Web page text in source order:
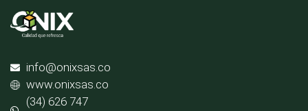
info@onixsas.co
www.onixsas.co
(34) 626 747